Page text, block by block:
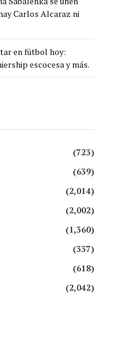
Carlos Alcaraz ni
en fútbol hoy:
escocesa y más.
(723)
(639)
(2,014)
(2,002)
(1,360)
(337)
(618)
(2,042)